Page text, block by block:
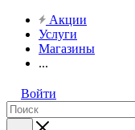
Акции
Услуги
Магазины
...
Войти